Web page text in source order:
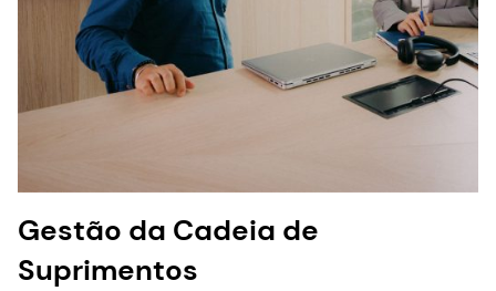
Gestão da Cadeia de
Suprimentos